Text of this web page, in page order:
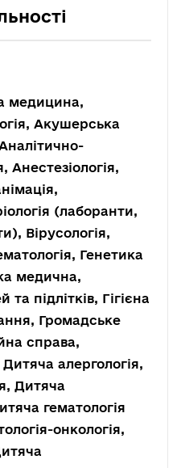
медицина,
Акушерська
(лаборанти,
Вірусологія,
Генетика
медична,
та підлітків, Гігієна
Громадське
справа,
алергологія,
Дитяча
гематологія
онкологія,